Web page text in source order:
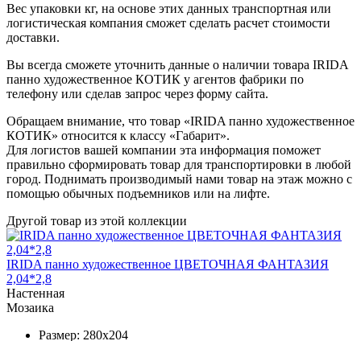
Вес упаковки кг, на основе этих данных транспортная или
логистическая компания сможет сделать расчет стоимости
доставки.
Вы всегда сможете уточнить данные о наличии товара IRIDA
панно художественное КОТИК у агентов фабрики по
телефону или сделав запрос через форму сайта.
Обращаем внимание, что товар «IRIDA панно художественное
КОТИК» относится к классу «Габарит».
Для логистов вашей компании эта информация поможет
правильно сформировать товар для транспортировки в любой
город. Поднимать производимый нами товар на этаж можно с
помощью обычных подъемников или на лифте.
Другой товар из этой коллекции
IRIDA панно художественное ЦВЕТОЧНАЯ ФАНТАЗИЯ
2,04*2,8
Настенная
Мозаика
Размер: 280x204